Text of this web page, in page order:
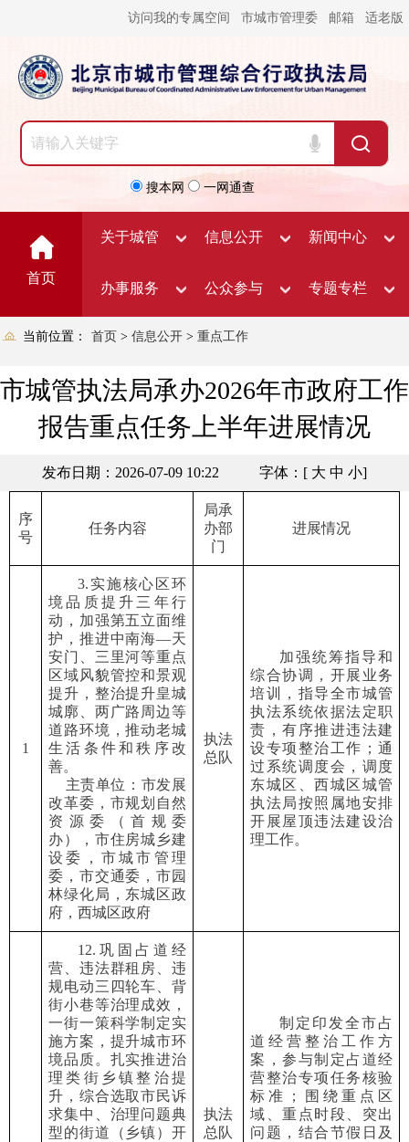
访问我的专属空间 市城市管理委 邮箱 适老版
搜本网 一网通查
首页
关于城管 信息公开 新闻中心
办事服务 公众参与 专题专栏
当前位置： 首页 > 信息公开 > 重点工作
市城管执法局承办2026年市政府工作
报告重点任务上半年进展情况
发布日期：2026-07-09 10:22 字体：[ 大 中 小]
序
号
任务内容
局承
办部
门
进展情况
1
3.实施核心区环
境品质提升三年行
动，加强第五立面维
护，推进中南海—天
安门、三里河等重点
区域风貌管控和景观
提升，整治提升皇城
城廓、两广路周边等
道路环境，推动老城
生活条件和秩序改
善。
主责单位：市发展
改革委，市规划自然
资源委（首规委
办），市住房城乡建
设委，市城市管理
委，市交通委，市园
林绿化局，东城区政
府，西城区政府
执法
总队
加强统筹指导和
综合协调，开展业务
培训，指导全市城管
执法系统依据法定职
责，有序推进违法建
设专项整治工作 ； 通
过系统调度会，调度
东城区
、西城区城管
执法局按照属地安排
开展 屋顶违法建设治
理工作。
12.巩固占道经
营、违法群租房、违
规电动三四轮车、背
街小巷等治理成效，
一街一策科学制定实
施方案，提升城市环
境品质。扎实推进治
理类街乡镇整治提
升，综合选取市民诉
求集中、治理问题典
型的街道（乡镇）开
执法
总队
制定印发全市占
道经营整治工作方
案， 参与制定占道经
营整治专项任务核验
标准
；
围绕重点区
域、重点时段、突出
问题，结合节假日及